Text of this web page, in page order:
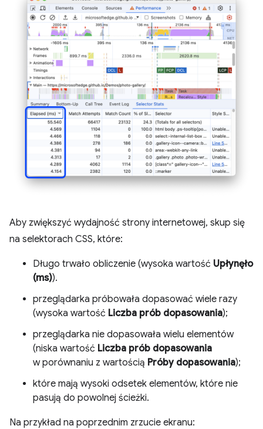
Aby zwiększyć wydajność strony internetowej, skup się
na selektorach CSS, które:
Długo trwało obliczenie (wysoka wartość Upłynęło
(ms)).
przeglądarka próbowała dopasować wiele razy
(wysoka wartość Liczba prób dopasowania);
przeglądarka nie dopasowała wielu elementów
(niska wartość Liczba prób dopasowania
w porównaniu z wartością Próby dopasowania);
które mają wysoki odsetek elementów, które nie
pasują do powolnej ścieżki.
Na przykład na poprzednim zrzucie ekranu: